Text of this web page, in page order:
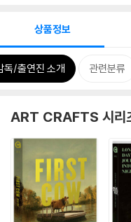
상품정보
독/출연진 소개 관련분류
ART CRAFTS 시리